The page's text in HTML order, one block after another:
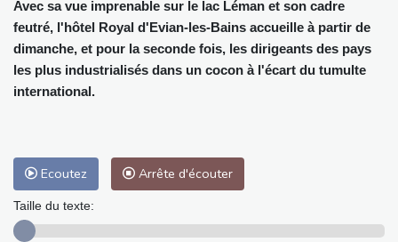
Avec sa vue imprenable sur le lac Léman et son cadre
feutré, l'hôtel Royal d'Evian-les-Bains accueille à partir de
dimanche, et pour la seconde fois, les dirigeants des pays
les plus industrialisés dans un cocon à l'écart du tumulte
international.
Ecoutez Arrête d'écouter
Taille du texte: